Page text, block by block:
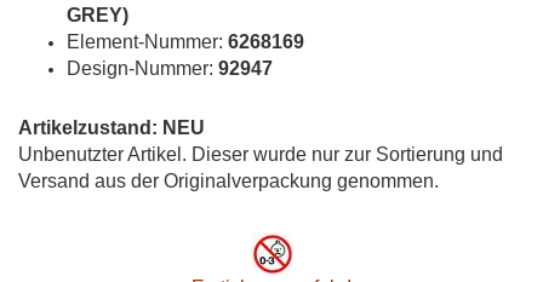
GREY)
Element-Nummer: 6268169
Design-Nummer: 92947
Artikelzustand: NEU
Unbenutzter Artikel. Dieser wurde nur zur Sortierung und
Versand aus der Originalverpackung genommen.